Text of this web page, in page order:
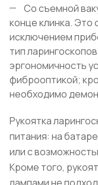
Со съемной
конце клинка. Это
исключением
тип
эргономичность
фиброоптикой;
необходимо
Рукоятка
питания: на
или с
Кроме того,